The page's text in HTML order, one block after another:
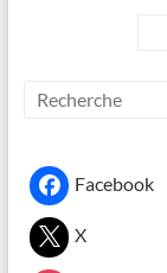
Facebook
X